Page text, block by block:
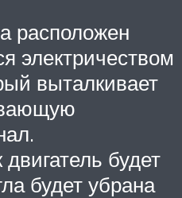
расположен
электричеством
выталкивает
двигатель будет
будет убрана